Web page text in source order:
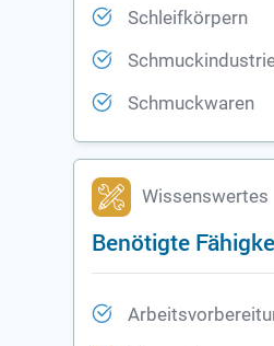
Schleifkörpern
Schmuckwaren
Wissenswertes
Benötigte